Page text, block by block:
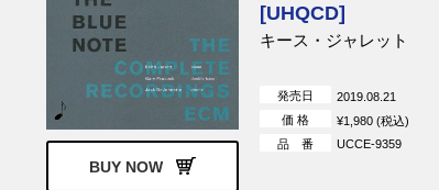
BUY NOW
[UHQCD]
キース・ジャレット
発売日
2019.08.21
価 格
¥1,980 (税込)
品 番
UCCE-9359